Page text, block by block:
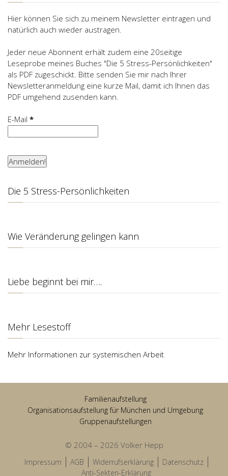
Hier können Sie sich zu meinem Newsletter eintragen und
natürlich auch wieder austragen.
Jeder neue Abonnent erhält zudem eine 20seitige
Leseprobe meines Buches "Die 5 Stress-Persönlichkeiten"
als PDF zugeschickt. Bitte senden Sie mir nach Ihrer
Newsletteranmeldung eine kurze Mail, damit ich Ihnen das
PDF umgehend zusenden kann.
E-Mail *
Die 5 Stress-Persönlichkeiten
Wie Veränderung gelingen kann
Liebe beginnt bei mir….
Mehr Lesestoff
Mehr Informationen zur systemischen Arbeit
Familienaufstellung
Organisationsaufstellung für München und Umgebung
Gruppenaufstellungen
© 2004 – 2026 Volker Hepp
Impressum AGB Widerrufserklärung
Datenschutz
Anti-Sekten-Erklärung